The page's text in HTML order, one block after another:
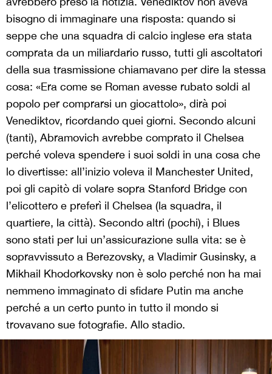
bisogno di immaginare una risposta: quando si
seppe che una squadra di calcio inglese era stata
comprata da un miliardario russo, tutti gli ascoltatori
della sua trasmissione chiamavano per dire la stessa
cosa: «Era come se Roman avesse rubato soldi al
popolo per comprarsi un giocattolo», dirà poi
Venediktov, ricordando quei giorni. Secondo alcuni
(tanti), Abramovich avrebbe comprato il Chelsea
perché voleva spendere i suoi soldi in una cosa che
lo divertisse: all’inizio voleva il Manchester United,
poi gli capitò di volare sopra Stanford Bridge con
l’elicottero e preferì il Chelsea (la squadra, il
quartiere, la città). Secondo altri (pochi), i Blues
sono stati per lui un’assicurazione sulla vita: se è
sopravvissuto a Berezovsky, a Vladimir Gusinsky, a
Mikhail Khodorkovsky non è solo perché non ha mai
nemmeno immaginato di sfidare Putin ma anche
perché a un certo punto in tutto il mondo si
trovavano sue fotografie. Allo stadio.